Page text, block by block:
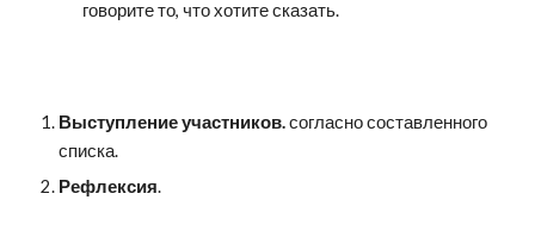
говорите то, что хотите сказать.
Выступление участников. согласно составленного
списка.
Рефлексия.